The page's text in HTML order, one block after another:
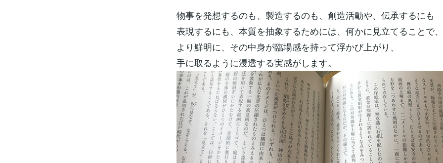
物事を発想するのも、製造するのも、創造活動や、伝承するにも
表現するにも、本質を抽象するためには、何かに見立てることで、
より鮮明に、その中身が臨場感を持って浮かび上がり、
手に取るように浸透する実感がします。